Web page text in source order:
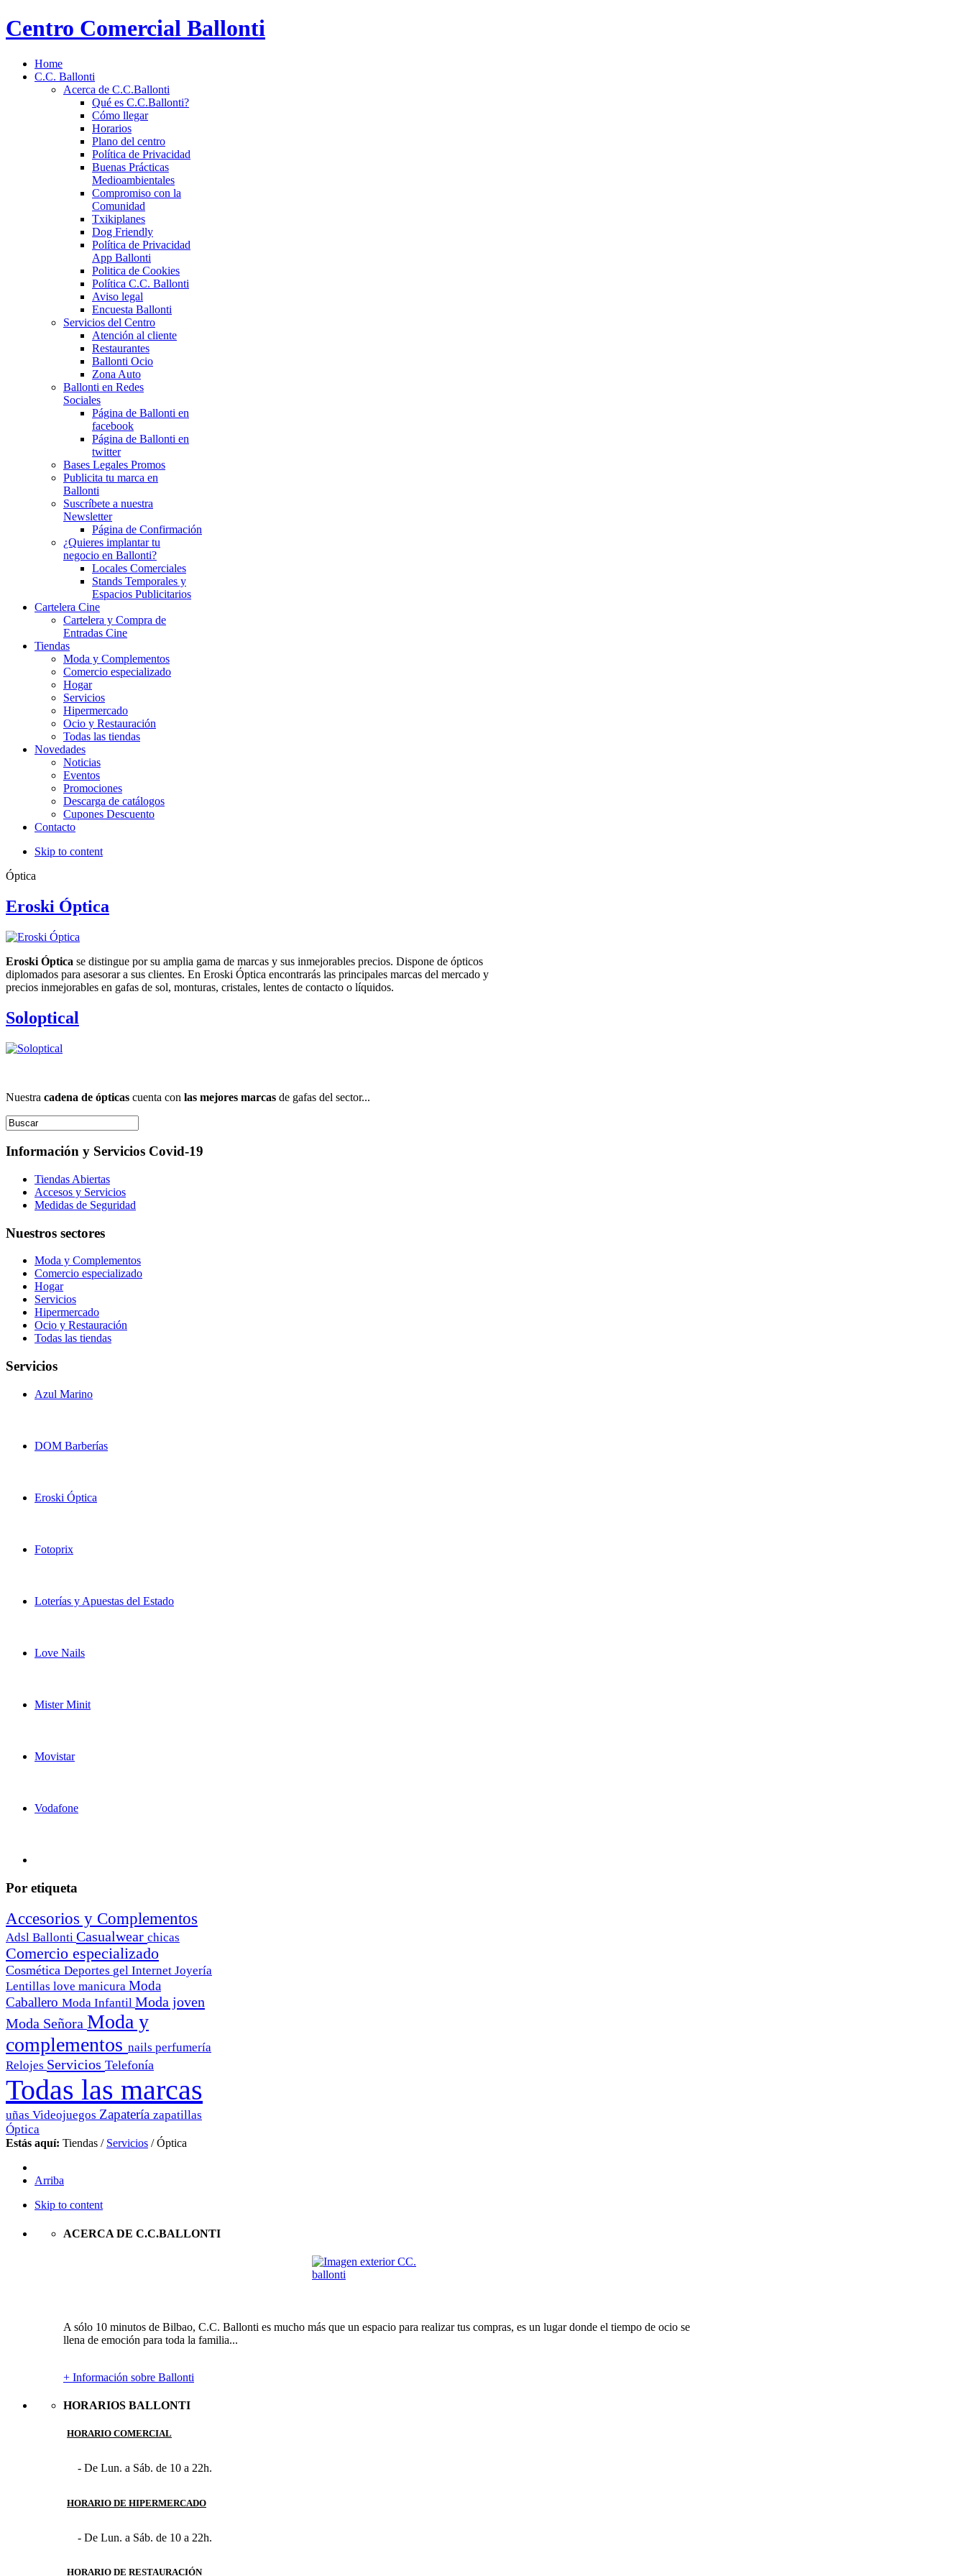
Centro Comercial Ballonti
Home
C.C. Ballonti
Acerca de C.C.Ballonti
Qué es C.C.Ballonti?
Cómo llegar
Horarios
Plano del centro
Política de Privacidad
Buenas Prácticas
Medioambientales
Compromiso con la
Comunidad
Txikiplanes
Dog Friendly
Política de Privacidad
App Ballonti
Politica de Cookies
Política C.C. Ballonti
Aviso legal
Encuesta Ballonti
Servicios del Centro
Atención al cliente
Restaurantes
Ballonti Ocio
Zona Auto
Ballonti en Redes
Sociales
Página de Ballonti en
facebook
Página de Ballonti en
twitter
Bases Legales Promos
Publicita tu marca en
Ballonti
Suscríbete a nuestra
Newsletter
Página de Confirmación
¿Quieres implantar tu
negocio en Ballonti?
Locales Comerciales
Stands Temporales y
Espacios Publicitarios
Cartelera Cine
Cartelera y Compra de
Entradas Cine
Tiendas
Moda y Complementos
Comercio especializado
Hogar
Servicios
Hipermercado
Ocio y Restauración
Todas las tiendas
Novedades
Noticias
Eventos
Promociones
Descarga de catálogos
Cupones Descuento
Contacto
Skip to content
Óptica
Eroski Óptica
Eroski Óptica se distingue por su amplia gama de marcas y sus inmejorables precios. Dispone de ópticos
diplomados para asesorar a sus clientes. En Eroski Óptica encontrarás las principales marcas del mercado y
precios inmejorables en gafas de sol, monturas, cristales, lentes de contacto o líquidos.
Soloptical
Nuestra cadena de ópticas cuenta con las mejores marcas de gafas del sector...
Información y Servicios Covid-19
Tiendas Abiertas
Accesos y Servicios
Medidas de Seguridad
Nuestros sectores
Moda y Complementos
Comercio especializado
Hogar
Servicios
Hipermercado
Ocio y Restauración
Todas las tiendas
Servicios
Azul Marino
DOM Barberías
Eroski Óptica
Fotoprix
Loterías y Apuestas del Estado
Love Nails
Mister Minit
Movistar
Vodafone
Por etiqueta
Accesorios y Complementos
Adsl Ballonti Casualwear chicas
Comercio especializado
Cosmética Deportes gel Internet Joyería
Lentillas love manicura Moda
Caballero Moda Infantil Moda joven
Moda Señora Moda y
complementos nails perfumería
Relojes Servicios Telefonía
Todas las marcas
uñas Videojuegos Zapatería zapatillas
Óptica
Estás aquí: Tiendas / Servicios /Óptica
Arriba
Skip to content
ACERCA DE C.C.BALLONTI
A sólo 10 minutos de Bilbao, C.C. Ballonti es mucho más que un espacio para realizar tus compras, es un lugar donde el tiempo de ocio se
llena de emoción para toda la familia...
+ Información sobre Ballonti
HORARIOS BALLONTI
HORARIO COMERCIAL
- De Lun. a Sáb. de 10 a 22h.
HORARIO DE HIPERMERCADO
- De Lun. a Sáb. de 10 a 22h.
HORARIO DE RESTAURACIÓN